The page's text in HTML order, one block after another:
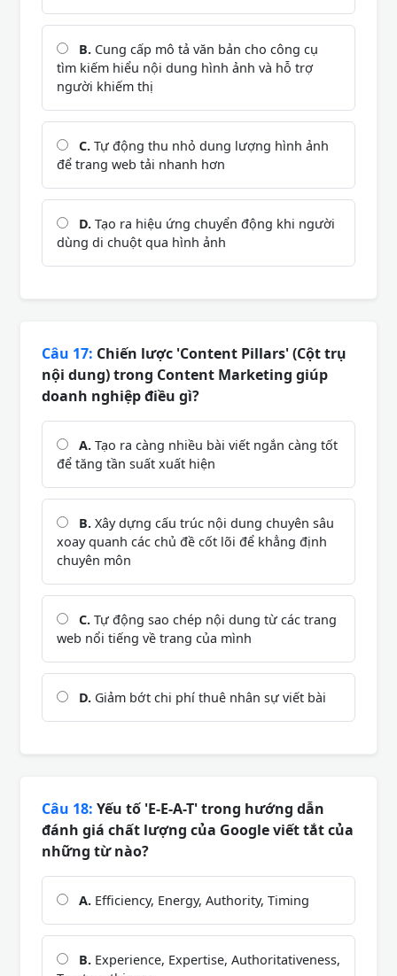
B. Cung cấp mô tả văn bản cho công cụ
tìm kiếm hiểu nội dung hình ảnh và hỗ trợ
người khiếm thị
C. Tự động thu nhỏ dung lượng hình ảnh
để trang web tải nhanh hơn
D. Tạo ra hiệu ứng chuyển động khi người
dùng di chuột qua hình ảnh
Câu 17: Chiến lược 'Content Pillars' (Cột trụ
nội dung) trong Content Marketing giúp
doanh nghiệp điều gì?
A. Tạo ra càng nhiều bài viết ngắn càng tốt
để tăng tần suất xuất hiện
B. Xây dựng cấu trúc nội dung chuyên sâu
xoay quanh các chủ đề cốt lõi để khẳng định
chuyên môn
C. Tự động sao chép nội dung từ các trang
web nổi tiếng về trang của mình
D. Giảm bớt chi phí thuê nhân sự viết bài
Câu 18: Yếu tố 'E-E-A-T' trong hướng dẫn
đánh giá chất lượng của Google viết tắt của
những từ nào?
A. Efficiency, Energy, Authority, Timing
B. Experience, Expertise, Authoritativeness,